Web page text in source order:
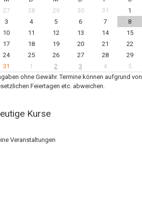
27
28 29 30 31 1
3
4 5 6 7 8
10
11 12 13 14 15
17
18 19 20 21 22
24
25 26 27 28 29
31
1 2 3 4 5
ohne Gewähr. Termine können aufgrund von
Feiertagen etc. abweichen.
Kurse
Veranstaltungen